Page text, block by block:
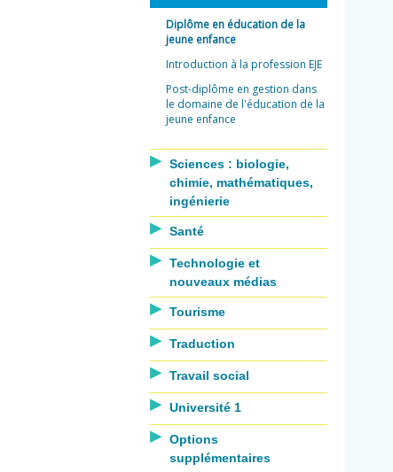
Diplôme en éducation de la
jeune enfance
Introduction à la profession EJE
Post-diplôme en gestion dans
le domaine de l'éducation de la
jeune enfance
Sciences : biologie,
chimie, mathématiques,
ingénierie
Santé
Technologie et
nouveaux médias
Tourisme
Traduction
Travail social
Université 1
Options
supplémentaires